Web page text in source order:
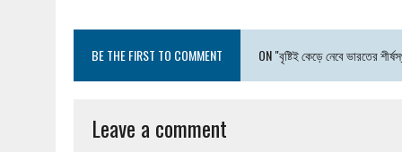
BE THE FIRST TO COMMENT ON "বৃষ্টিই কেড়ে নেবে ভারতের
Leave a comment